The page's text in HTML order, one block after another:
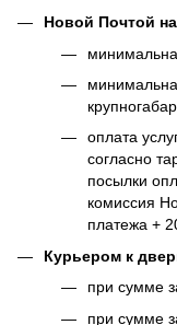
Новой Почтой
оплата
согласно
посылки
комиссия
платежа +
Курьером к
при сумме
при сумме